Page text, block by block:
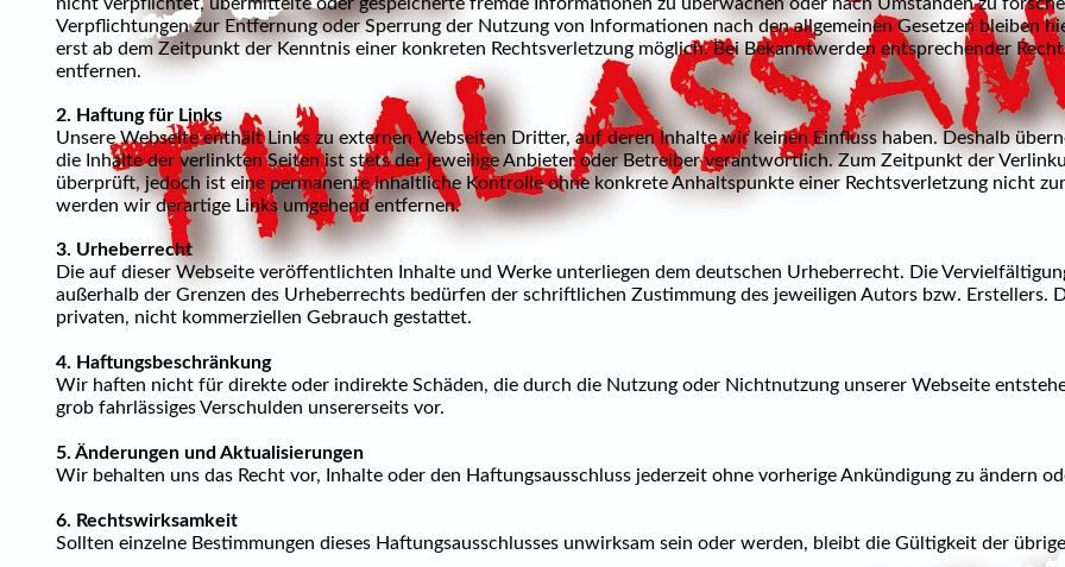
nicht verpflichtet, übermittelte oder gespeicherte fremde Informationen zu überwachen oder nach Umständen zu
Verpflichtungen zur Entfernung oder Sperrung der Nutzung von Informationen nach den allgemeinen Gesetzen bleiben
erst ab dem Zeitpunkt der Kenntnis einer konkreten Rechtsverletzung möglich. Bei Bekanntwerden entsprechender
entfernen.
2. Haftung für Links
Unsere Webseite enthält Links zu externen Webseiten Dritter, auf deren Inhalte wir keinen Einfluss haben. Deshalb
die Inhalte der verlinkten Seiten ist stets der jeweilige Anbieter oder Betreiber verantwortlich. Zum Zeitpunkt der
überprüft, jedoch ist eine permanente inhaltliche Kontrolle ohne konkrete Anhaltspunkte einer Rechtsverletzung nicht
werden wir derartige Links umgehend entfernen.
3. Urheberrecht
Die auf dieser Webseite veröffentlichten Inhalte und Werke unterliegen dem deutschen Urheberrecht. Die
außerhalb der Grenzen des Urheberrechts bedürfen der schriftlichen Zustimmung des jeweiligen Autors bzw. Erstellers.
privaten, nicht kommerziellen Gebrauch gestattet.
4. Haftungsbeschränkung
Wir haften nicht für direkte oder indirekte Schäden, die durch die Nutzung oder Nichtnutzung unserer Webseite
grob fahrlässiges Verschulden unsererseits vor.
5. Änderungen und Aktualisierungen
Wir behalten uns das Recht vor, Inhalte oder den Haftungsausschluss jederzeit ohne vorherige Ankündigung zu ändern
6. Rechtswirksamkeit
Sollten einzelne Bestimmungen dieses Haftungsausschlusses unwirksam sein oder werden, bleibt die Gültigkeit der